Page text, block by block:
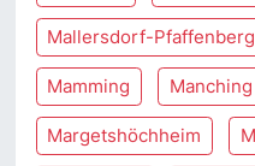
Mallersdorf-Pfaffenberg
Mamming Manching
Margetshöchheim